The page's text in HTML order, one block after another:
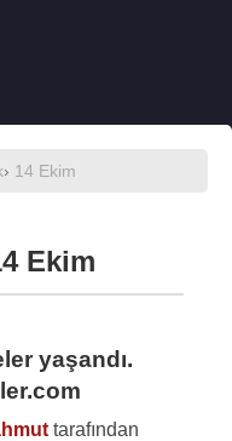
› 14 Ekim
Ekim
yaşandı.
tarafından